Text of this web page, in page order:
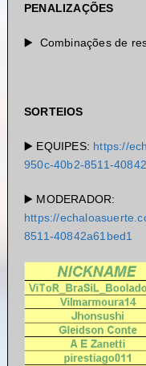
PENALIZAÇÕES
▶️ Combinações de
SORTEIOS
▶️ EQUIPES: https://
950c-40b2-8511-
▶️ MODERADOR:
https://
8511-40842a61bed1